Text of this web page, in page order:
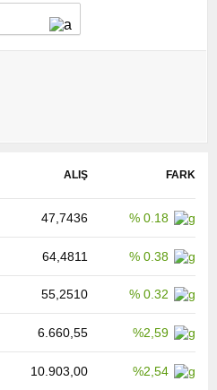
ALIŞ FARK
47,7436 % 0.18
64,4811 % 0.38
55,2510 % 0.32
6.660,55 %2,59
10.903,00 %2,54